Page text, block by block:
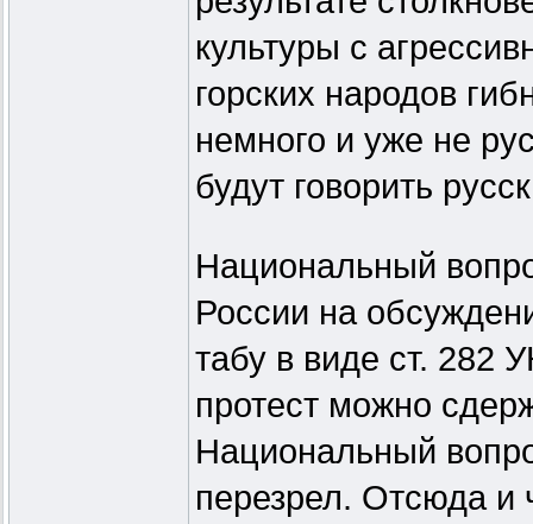
культуры с
горских народов
немного и уже не
будут говорить
Национальный
России на
табу в виде ст. 282
протест можно
Национальный
перезрел. Отсюда и